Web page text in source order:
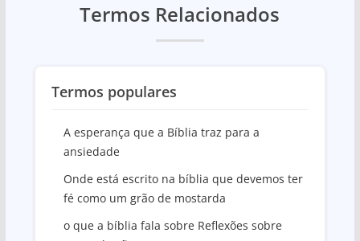
Termos Relacionados
Termos populares
A esperança que a Bíblia traz para a
ansiedade
Onde está escrito na bíblia que devemos ter
fé como um grão de mostarda
o que a bíblia fala sobre Reflexões sobre